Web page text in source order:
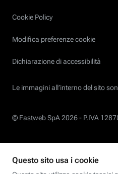
Cookie Policy
Modifica preferenze cookie
Dichiarazione di accessibilità
Le immagini all’interno del sito
© Fastweb SpA 2026 - P.IVA